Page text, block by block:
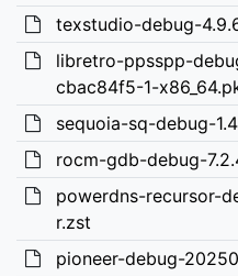
texstudio-debug-
libretro-ppsspp-
cbac84f5-1-
sequoia-sq-debug-
rocm-gdb-debug-
powerdns-recursor-
r.zst
pioneer-debug-